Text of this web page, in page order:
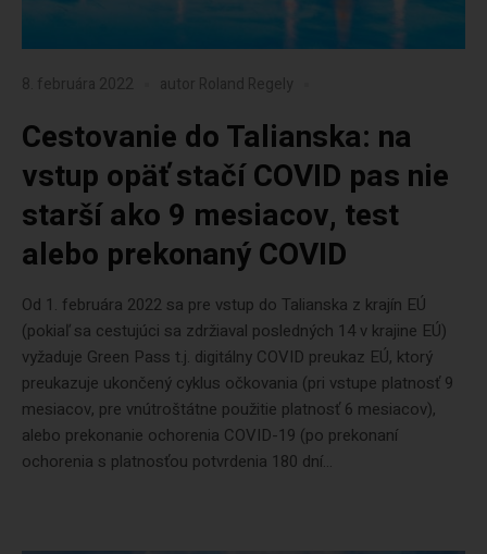
8. februára 2022 autor Roland Regely
Cestovanie do Talianska: na
vstup opäť stačí COVID pas nie
starší ako 9 mesiacov, test
alebo prekonaný COVID
Od 1. februára 2022 sa pre vstup do Talianska z krajín EÚ
(pokiaľ sa cestujúci sa zdržiaval posledných 14 v krajine EÚ)
vyžaduje Green Pass t.j. digitálny COVID preukaz EÚ, ktorý
preukazuje ukončený cyklus očkovania (pri vstupe platnosť 9
mesiacov, pre vnútroštátne použitie platnosť 6 mesiacov),
alebo prekonanie ochorenia COVID-19 (po prekonaní
ochorenia s platnosťou potvrdenia 180 dní...